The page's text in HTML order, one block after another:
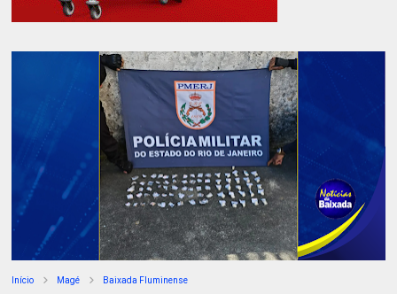
Início Magé Baixada Fluminense